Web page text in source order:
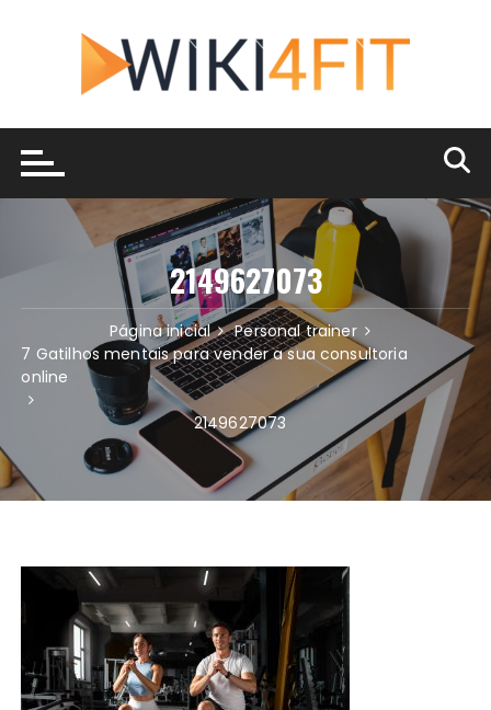
conteúdo
2149627073
Página inicial
Personal trainer
7 Gatilhos mentais para vender a sua consultoria
online
2149627073